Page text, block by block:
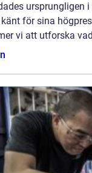
ursprungligen
för sina
vi att utforska